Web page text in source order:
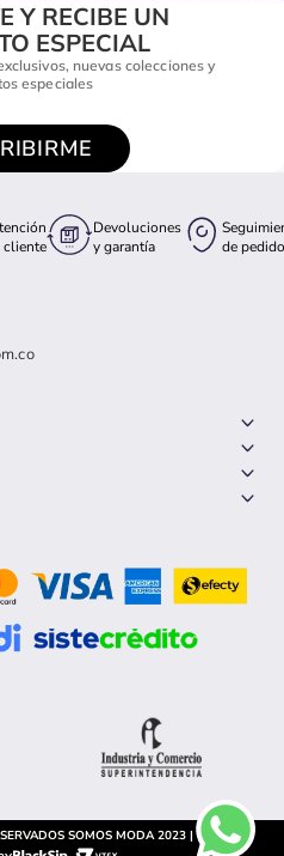
Y RECIBE UN
ESPECIAL
nuevas colecciones y
especiales
cliente
Devoluciones
y garantía
de pedido
SOMOS MODA 2023 |